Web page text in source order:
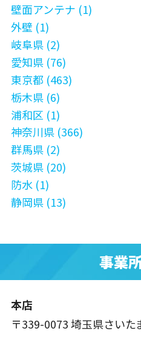
壁面アンテナ (1)
外壁 (1)
岐阜県 (2)
愛知県 (76)
東京都 (463)
栃木県 (6)
浦和区 (1)
神奈川県 (366)
群馬県 (2)
茨城県 (20)
防水 (1)
静岡県 (13)
事業
本店
〒339-0073 埼玉県さい